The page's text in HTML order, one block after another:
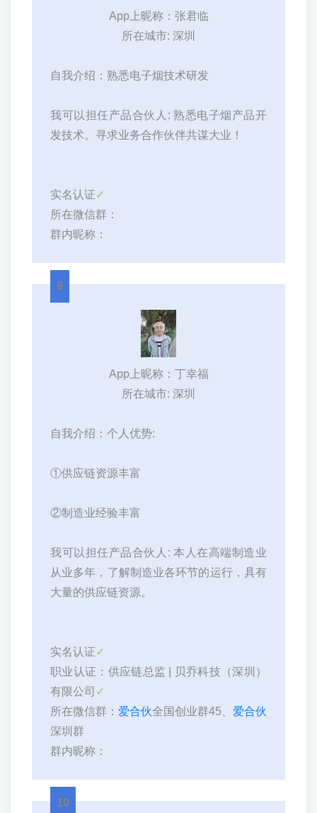
App上昵称：张君临
所在城市: 深圳
自我介绍：熟悉电子烟技术研发
我可以担任产品合伙人: 熟悉电子烟产品开
发技术。寻求业务合作伙伴共谋大业！
实名认证✓
所在微信群：
群内昵称：
9
App上昵称：丁幸福
所在城市: 深圳
自我介绍：个人优势:
①供应链资源丰富
②制造业经验丰富
我可以担任产品合伙人: 本人在高端制造业
从业多年，了解制造业各环节的运行，具有
大量的供应链资源。
实名认证✓
职业认证：供应链总监 | 贝乔科技（深圳）
有限公司 ✓
所在微信群： 爱合伙全国创业群45、 爱合伙
深圳群
群内昵称：
10